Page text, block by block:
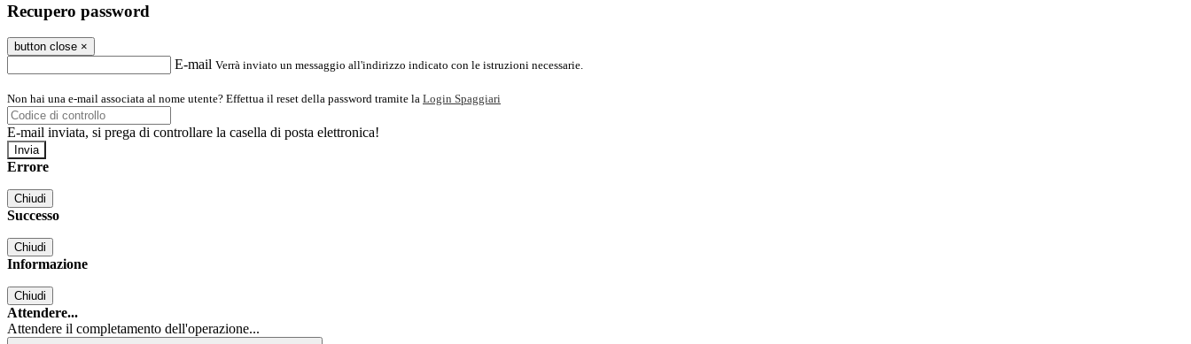
Recupero password
button close ×
E-mail Verrà inviato un messaggio all'indirizzo indicato con le istruzioni necessarie.
Non hai una e-mail associata al nome utente? Effettua il reset della password tramite la Login Spaggiari
E-mail inviata, si prega di controllare la casella di posta elettronica!
Errore
Chiudi
Successo
Chiudi
Informazione
Chiudi
Attendere...
Attendere il completamento dell'operazione...